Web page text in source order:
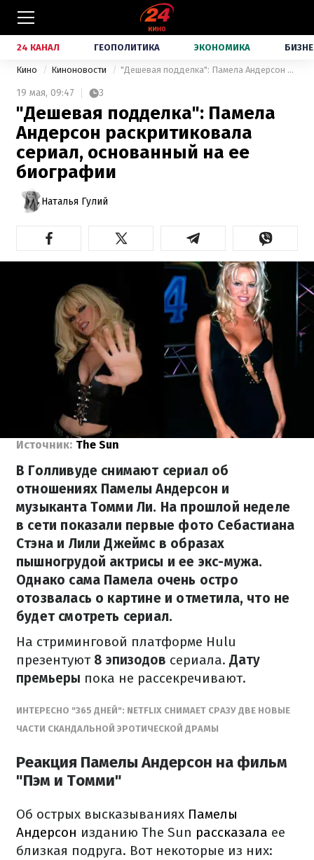
24 КАНАЛ ГЕОПОЛИТИКА ЭКОНОМИКА
Кино Киноновости "Дешевая подделка": Памела Андерсон раскритиковала сериал, основанный на ее биографии
19 мая, 09:47 3
"Дешевая подделка": Памела
Андерсон раскритиковала
сериал, основанный на ее
биографии
Наталья Гулий
Источник: The Sun
В Голливуде снимают сериал об
отношениях Памелы Андерсон и
музыканта Томми Ли. На прошлой неделе
в сети показали первые фото Себастиана
Стэна и Лили Джеймс в образах
пышногрудой актрисы и ее экс-мужа.
Однако сама Памела очень остро
отозвалась о картине и отметила, что не
будет смотреть сериал.
На стриминговой платформе Hulu
презентуют 8 эпизодов сериала. Дату
премьеры пока не рассекречивают.
ИНТЕРЕСНО "365 ДНЕЙ": NETFLIX СНИМАЕТ СРАЗУ ДВЕ НОВЫЕ
ЧАСТИ СКАНДАЛЬНОЙ ЭРОТИЧЕСКОЙ ДРАМЫ
Реакция Памелы Андерсон на фильм
"Пэм и Томми"
Об острых высказываниях Памелы
Андерсон изданию The Sun рассказала ее
близкая подруга. Вот некоторые из них: